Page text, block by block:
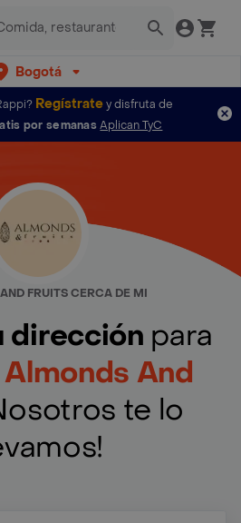
Bogotá
Regístratey disfruta de
por semanas Aplican TyC
FRUITS CERCA DE MI
dirección para
Almonds And
te lo